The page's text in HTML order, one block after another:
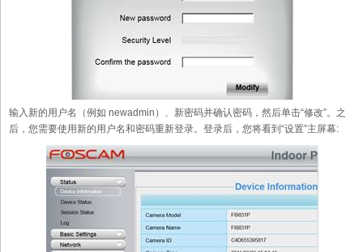
输入新的用户名（例如 newadmin）、新密码并确认密码，然后单击“修改”。之
后，您需要使用新的用户名和密码重新登录。登录后，您将看到“设置”主屏幕: